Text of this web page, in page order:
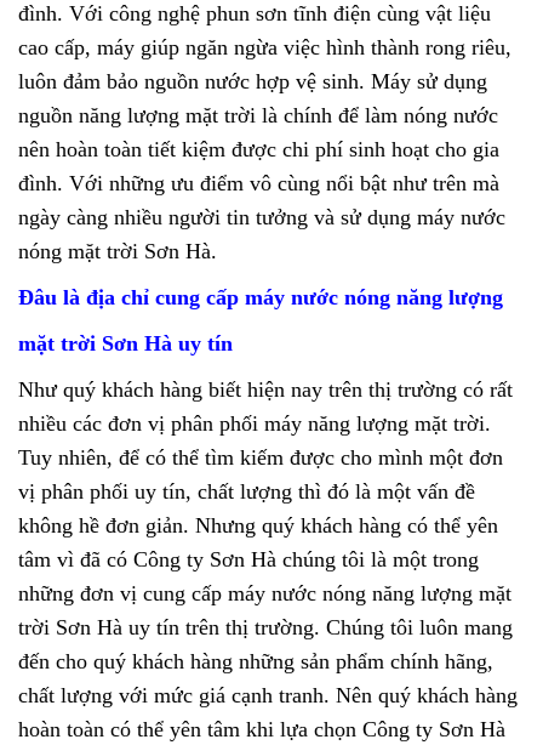
đình. Với công nghệ phun sơn tĩnh điện cùng vật liệu
cao cấp, máy giúp ngăn ngừa việc hình thành rong riêu,
luôn đảm bảo nguồn nước hợp vệ sinh. Máy sử dụng
nguồn năng lượng mặt trời là chính để làm nóng nước
nên hoàn toàn tiết kiệm được chi phí sinh hoạt cho gia
đình. Với những ưu điểm vô cùng nổi bật như trên mà
ngày càng nhiều người tin tưởng và sử dụng máy nước
nóng mặt trời Sơn Hà.
Đâu là địa chỉ cung cấp máy nước nóng năng lượng
mặt trời Sơn Hà uy tín
Như quý khách hàng biết hiện nay trên thị trường có rất
nhiều các đơn vị phân phối máy năng lượng mặt trời.
Tuy nhiên, để có thể tìm kiếm được cho mình một đơn
vị phân phối uy tín, chất lượng thì đó là một vấn đề
không hề đơn giản. Nhưng quý khách hàng có thể yên
tâm vì đã có Công ty Sơn Hà chúng tôi là một trong
những đơn vị cung cấp máy nước nóng năng lượng mặt
trời Sơn Hà uy tín trên thị trường. Chúng tôi luôn mang
đến cho quý khách hàng những sản phẩm chính hãng,
chất lượng với mức giá cạnh tranh. Nên quý khách hàng
hoàn toàn có thể yên tâm khi lựa chọn Công ty Sơn Hà